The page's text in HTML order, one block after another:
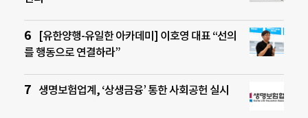
[유한양행-유일한 아카데미] 이호영 대표 “선의
를 행동으로 연결하라”
생명보험업계, ‘상생금융’ 통한 사회공헌 실시